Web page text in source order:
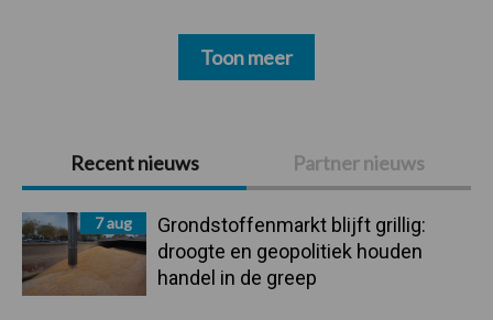
Primaire
Sidebar
Recent nieuws Partner nieuws
7 aug
Grondstoffenmarkt blijft grillig:
droogte en geopolitiek houden
handel in de greep
Toon meer